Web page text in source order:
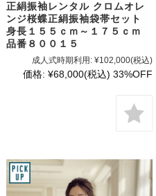
正絹振袖レンタル クロムオレ
ンジ桜蝶正絹振袖袋帯セット
身長１５５ｃｍ～１７５ｃｍ
品番８００１５
成人式時期利用: ¥102,000(税込)
価格: ¥68,000(税込) 33%OFF